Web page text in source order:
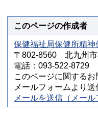
このページの作成者
保健福祉局保健所精
〒802-8560 北九州市
電話：093-522-8729
このページに関する
メールフォームより送
メールを送信（メール